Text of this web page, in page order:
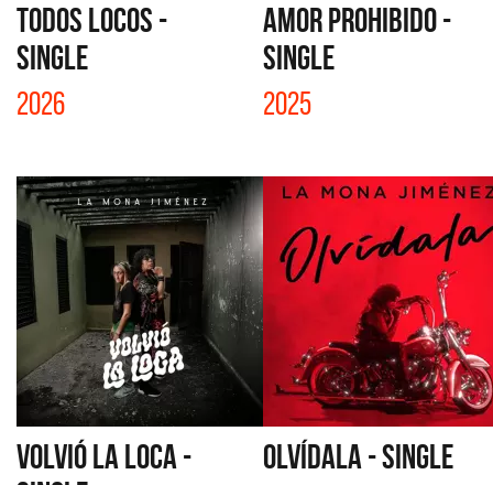
TODOS LOCOS -
SINGLE
2026
AMOR PROHIBIDO -
SINGLE
2025
VOLVIÓ LA LOCA -
OLVÍDALA - SINGLE